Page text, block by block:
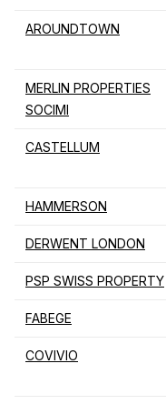
AROUNDTOWN
MERLIN PROPERTIES
SOCIMI
CASTELLUM
HAMMERSON
DERWENT LONDON
PSP SWISS PROPERTY
FABEGE
COVIVIO